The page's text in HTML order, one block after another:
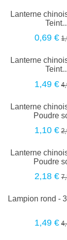
Lanterne
Teint...
0,69 €
Lanterne
Teint...
1,49 €
Lanterne
Poudre
1,10 €
Lanterne
Poudre
2,18 €
Lampion rond -
1,49 €